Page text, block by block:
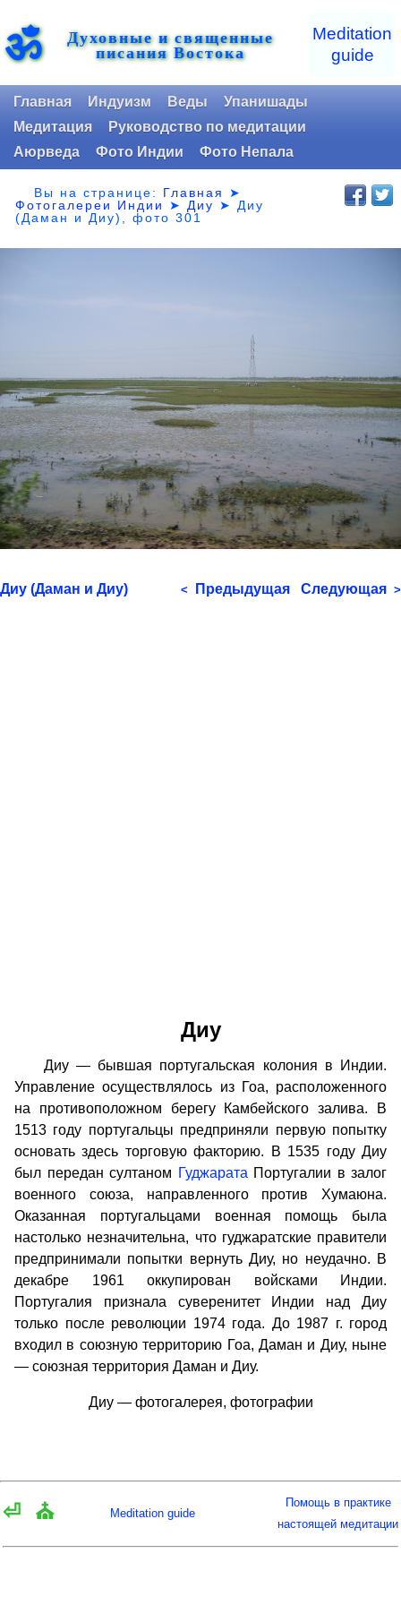
ॐ Духовные и священные
писания Востока
Meditation
guide
Главная Индуизм Веды
Упанишады
Медитация
Руководство по медитации
Аюрведа
Фото Индии Фото Непала
Вы на странице: Главная
➤
Фотогалереи Индии
➤ Диу ➤ Диу
(Даман и Диу), фото 301
Диу (Даман и Диу) < Предыдущая Следующая >
Диу
Диу — бывшая португальская колония в Индии.
Управление осуществлялось из Гоа, расположенного
на противоположном берегу Камбейского залива. В
1513 году португальцы предприняли первую попытку
основать здесь торговую факторию. В 1535 году Диу
был передан султаном Гуджарата Португалии в залог
военного союза, направленного против Хумаюна.
Оказанная португальцами военная помощь была
настолько незначительна, что гуджаратские правители
предпринимали попытки вернуть Диу, но неудачно. В
декабре 1961 оккупирован войсками Индии.
Португалия признала суверенитет Индии над Диу
только после революции 1974 года. До 1987 г. город
входил в союзную территорию Гоа, Даман и Диу, ныне
— союзная территория Даман и Диу.
Диу — фотогалерея, фотографии
⏎ ⛪ Meditation guide
Помощь в практике
настоящей медитации